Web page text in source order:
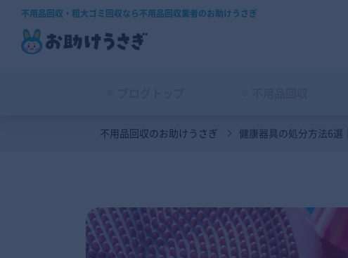
不用品回収・粗大ゴミ回収なら不用品回収業者のお助けうさぎ
不用品回収のお助けうさぎ 健康器具の処分方法6選